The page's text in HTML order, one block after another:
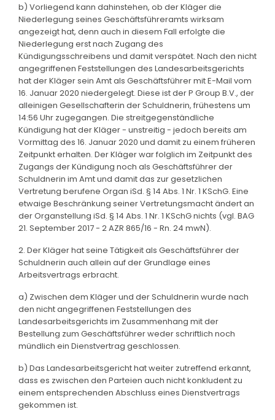
b) Vorliegend kann dahinstehen, ob der Kläger die
Niederlegung seines Geschäftsführeramts wirksam
angezeigt hat, denn auch in diesem Fall erfolgte die
Niederlegung erst nach Zugang des
Kündigungsschreibens und damit verspätet. Nach den nicht
angegriffenen Feststellungen des Landesarbeitsgerichts
hat der Kläger sein Amt als Geschäftsführer mit E-Mail vom
16. Januar 2020 niedergelegt. Diese ist der P Group B.V., der
alleinigen Gesellschafterin der Schuldnerin, frühestens um
14:56 Uhr zugegangen. Die streitgegenständliche
Kündigung hat der Kläger - unstreitig - jedoch bereits am
Vormittag des 16. Januar 2020 und damit zu einem früheren
Zeitpunkt erhalten. Der Kläger war folglich im Zeitpunkt des
Zugangs der Kündigung noch als Geschäftsführer der
Schuldnerin im Amt und damit das zur gesetzlichen
Vertretung berufene Organ iSd. § 14 Abs. 1 Nr. 1 KSchG. Eine
etwaige Beschränkung seiner Vertretungsmacht ändert an
der Organstellung iSd. § 14 Abs. 1 Nr. 1 KSchG nichts (vgl. BAG
21. September 2017 - 2 AZR 865/16 - Rn. 24 mwN).
2. Der Kläger hat seine Tätigkeit als Geschäftsführer der
Schuldnerin auch allein auf der Grundlage eines
Arbeitsvertrags erbracht.
a) Zwischen dem Kläger und der Schuldnerin wurde nach
den nicht angegriffenen Feststellungen des
Landesarbeitsgerichts im Zusammenhang mit der
Bestellung zum Geschäftsführer weder schriftlich noch
mündlich ein Dienstvertrag geschlossen.
b) Das Landesarbeitsgericht hat weiter zutreffend erkannt,
dass es zwischen den Parteien auch nicht konkludent zu
einem entsprechenden Abschluss eines Dienstvertrags
gekommen ist.